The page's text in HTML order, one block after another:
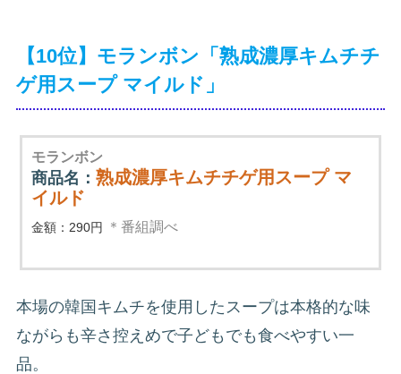
【10位】モランボン「熟成濃厚キムチチ
ゲ用スープ マイルド」
モランボン
商品名：熟成濃厚キムチチゲ用スープ マ
イルド
金額：290円 ＊番組調べ
本場の韓国キムチを使用したスープは本格的な味
ながらも辛さ控えめで子どもでも食べやすい一
品。